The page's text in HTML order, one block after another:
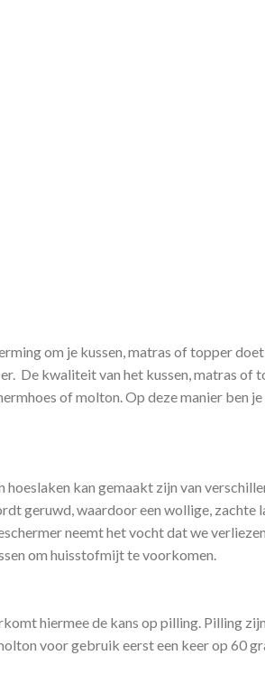
om je kussen, matras of topper
De kwaliteit van het kussen, matras of
of molton. Op deze manier ben
kan gemaakt zijn van
geruwd, waardoor een wollige, zachte
neemt het vocht dat we
om huisstofmijt te voorkomen.
hiermee de kans op pilling. Pilling
voor gebruik eerst een keer op 60